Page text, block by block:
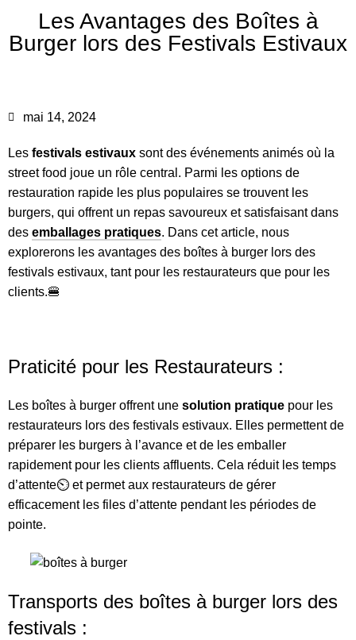
Les Avantages des Boîtes à
Burger lors des Festivals Estivaux
mai 14, 2024
Les festivals estivaux sont des événements animés où la
street food joue un rôle central. Parmi les options de
restauration rapide les plus populaires se trouvent les
burgers, qui offrent un repas savoureux et satisfaisant dans
des emballages pratiques. Dans cet article, nous
explorerons les avantages des boîtes à burger lors des
festivals estivaux, tant pour les restaurateurs que pour les
clients.🍔
Praticité pour les Restaurateurs :
Les boîtes à burger offrent une solution pratique pour les
restaurateurs lors des festivals estivaux. Elles permettent de
préparer les burgers à l’avance et de les emballer
rapidement pour les clients affluents. Cela réduit les temps
d’attente⏲️ et permet aux restaurateurs de gérer
efficacement les files d’attente pendant les périodes de
pointe.
Transports des boîtes à burger lors des
festivals :